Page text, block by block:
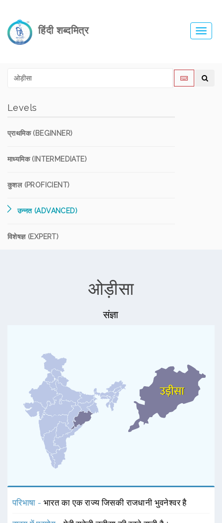
हिंदी शब्दमित्र
Levels
प्राथमिक (BEGINNER)
माध्यमिक (INTERMEDIATE)
कुशल (PROFICIENT)
उन्नत (ADVANCED)
विशेषज्ञ (EXPERT)
ओड़ीसा
संज्ञा
परिभाषा - भारत का एक राज्य जिसकी राजधानी भुवनेश्वर है